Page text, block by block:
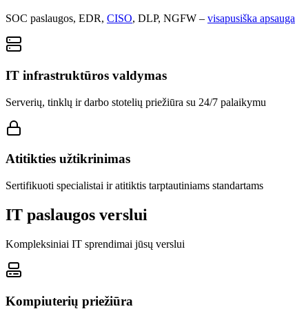
SOC paslaugos, EDR, CISO, DLP, NGFW – visapusiška apsauga
IT infrastruktūros valdymas
Serverių, tinklų ir darbo stotelių priežiūra su 24/7 palaikymu
Atitikties užtikrinimas
Sertifikuoti specialistai ir atitiktis tarptautiniams standartams
IT paslaugos verslui
Kompleksiniai IT sprendimai jūsų verslui
Kompiuterių priežiūra